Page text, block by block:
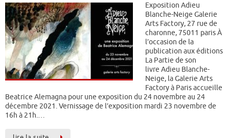
Exposition Adieu
Blanche-Neige Galerie
Arts Factory, 27 rue de
charonne, 75011 paris À
l’occasion de la
publication aux éditions
La Partie de son
livre Adieu Blanche-
Neige, la Galerie Arts
Factory à Paris accueille
Beatrice Alemagna pour une exposition du 24 novembre au 24
décembre 2021. Vernissage de l’exposition mardi 23 novembre de
16h à 21h.…